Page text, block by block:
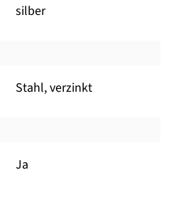
silber
Stahl, verzinkt
Ja